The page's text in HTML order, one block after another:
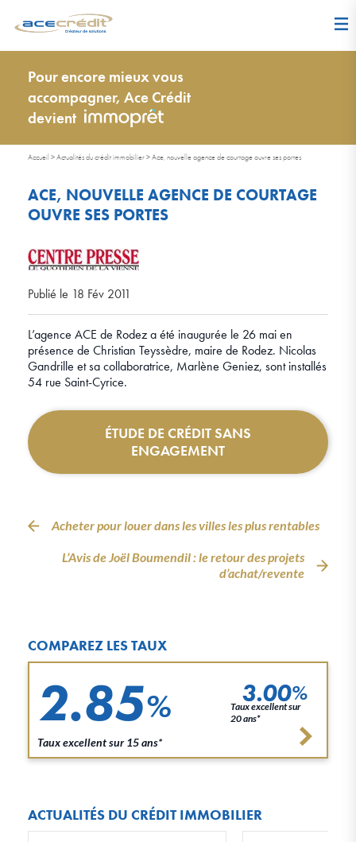
Pour encore mieux vous
accompagner, Ace Crédit
devient
Accueil >Actualités du crédit immobilier>Ace, nouvelle agence de courtage ouvre ses portes
ACE, NOUVELLE AGENCE DE COURTAGE
OUVRE SES PORTES
Publié le 18 Fév 2011
L’agence ACE de Rodez a été inaugurée le 26 mai en
présence de Christian Teyssèdre, maire de Rodez. Nicolas
Gandrille et sa collaboratrice, Marlène Geniez, sont installés
54 rue Saint-Cyrice.
ÉTUDE DE CRÉDIT SANS
ENGAGEMENT
Acheter pour louer dans les villes les plus rentables
L’Avis de Joël Boumendil : le retour des projets
d’achat/revente
COMPAREZ LES TAUX
2.85%
Taux excellent sur 15 ans*
3.00%
Taux excellent sur
20 ans*
ACTUALITÉS DU CRÉDIT IMMOBILIER